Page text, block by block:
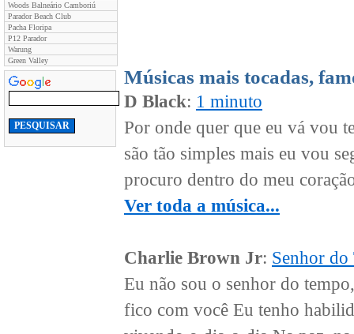
Woods Balneário Camboriú
Parador Beach Club
Pacha Floripa
P12 Parador
Warung
Green Valley
Músicas mais tocadas,
D Black: 1 minuto
Por onde quer que eu vá vou
são tão simples mais eu vou
procuro dentro do meu
Ver toda a música...
Charlie Brown Jr: Senhor do
Eu não sou o senhor do
fico com você Eu tenho